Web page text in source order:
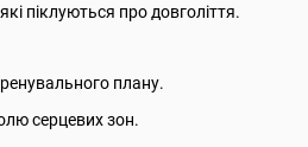
піклуються про довголіття.
плану.
серцевих зон.